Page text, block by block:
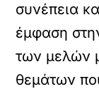
συνέπεια
έμφαση
των μελών
θεμάτων